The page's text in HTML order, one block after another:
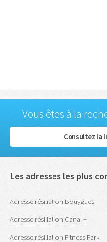
Vous êtes à la
Consultez la
Les adresses les plus
Adresse résiliation Bouygues
Adresse résiliation Canal +
Adresse résiliation Fitness Park